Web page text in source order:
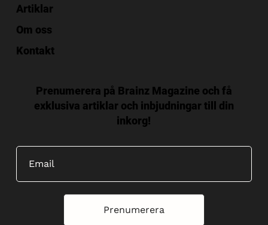
Artiklar
Om oss
Kontakt
Prenumerera på Brainz Magazine och få
exklusiva artiklar och inbjudningar till din
inkorg!
Prenumerera